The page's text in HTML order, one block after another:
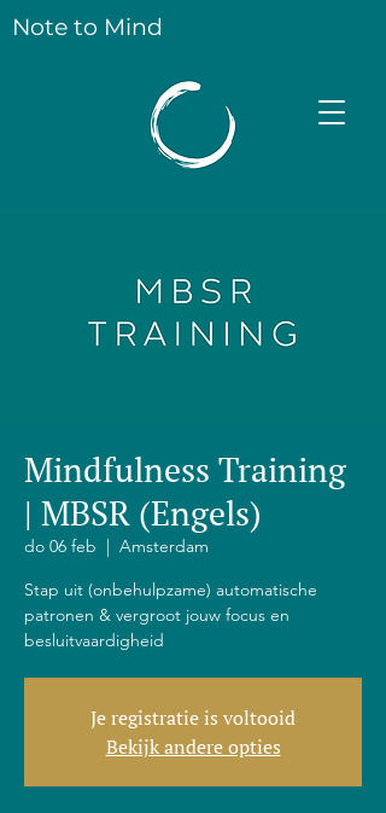
Note to Mind
Mindfulness Training
| MBSR (Engels)
do 06 feb
  |
Amsterdam
Stap uit (onbehulpzame) automatische
patronen & vergroot jouw focus en
besluitvaardigheid
Je registratie is voltooid
Bekijk andere opties